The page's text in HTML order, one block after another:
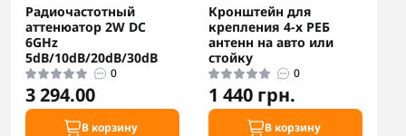
Радиочастотный
аттенюатор 2W DC
6GHz
5dB/10dB/20dB/30dB
0
3 294.00
В корзину
Кронштейн для
крепления 4-х РЕБ
антенн на авто или
стойку
0
1 440 грн.
В корзину